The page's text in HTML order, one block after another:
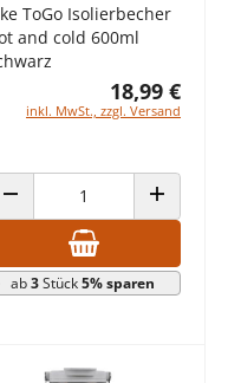
ToGo Isolierbecher
and cold 600ml
18,99 €
inkl. MwSt., zzgl. Versand
ANZAHL VERRINGERN ANZAHL
ab3Stück5% sparen